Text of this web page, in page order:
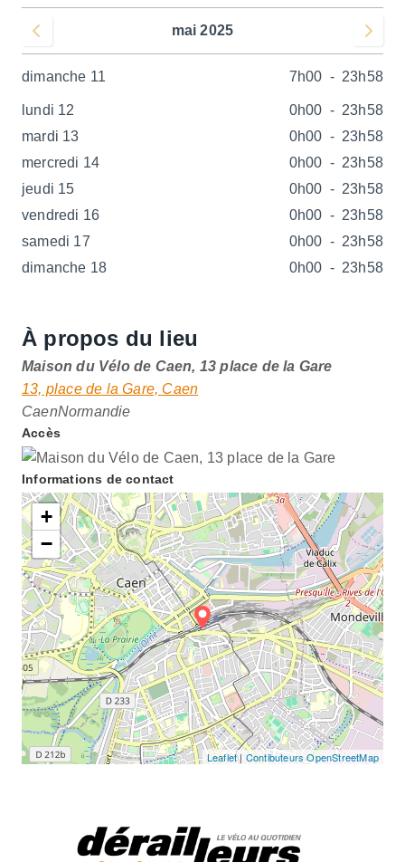
Voir le mois précédent mai 2025 Voir le
dimanche 11 7h00 - 23h58
lundi 12 0h00 - 23h58
mardi 13
0h00 - 23h58
mercredi 14
0h00 - 23h58
jeudi 15
0h00 - 23h58
vendredi 16
0h00 - 23h58
samedi 17
0h00 - 23h58
dimanche 18
0h00 - 23h58
À propos du lieu
Maison du Vélo de Caen, 13 place de la Gare
13, place de la Gare, Caen
CaenNormandie
Accès
Informations de contact
+
−
Leaflet| Contibuteurs OpenStreetMap